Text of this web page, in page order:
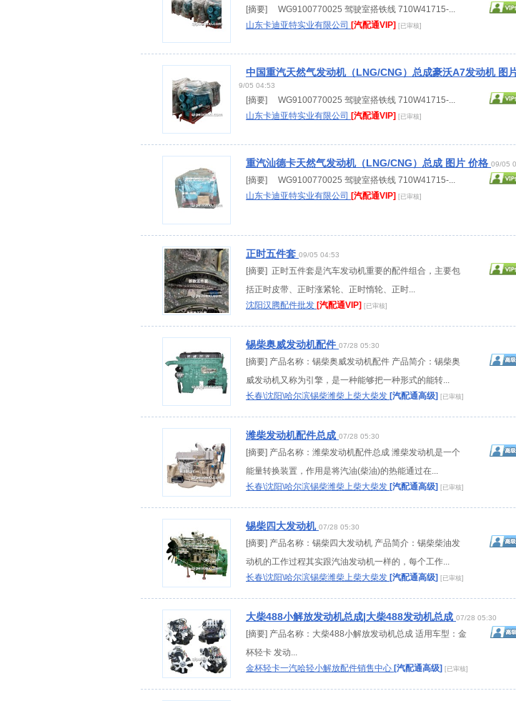
[摘要] WG9100770025 驾驶室搭铁线 710W41715-...
山东卡迪亚特实业有限公司 [汽配通VIP] [已审核]
中国重汽天然气发动机（LNG/CNG）总成豪沃A7发动机 图
9/05 04:53
[摘要] WG9100770025 驾驶室搭铁线 710W41715-...
山东卡迪亚特实业有限公司 [汽配通VIP] [已审核]
重汽汕德卡天然气发动机（LNG/CNG）总成 图片 价格 09/05
[摘要] WG9100770025 驾驶室搭铁线 710W41715-...
山东卡迪亚特实业有限公司 [汽配通VIP] [已审核]
正时五件套 09/05 04:53
[摘要] 正时五件套是汽车发动机重要的配件组合，主要包
括正时皮带、正时涨紧轮、正时惰轮、正时...
沈阳汉腾配件批发 [汽配通VIP] [已审核]
锡柴奥威发动机配件 07/28 05:30
[摘要] 产品名称：锡柴奥威发动机配件 产品简介：锡柴奥
威发动机又称为引擎，是一种能够把一种形式的能转...
长春\沈阳\哈尔滨锡柴潍柴上柴大柴发 [汽配通高级] [已审核]
潍柴发动机配件总成 07/28 05:30
[摘要] 产品名称：潍柴发动机配件总成 潍柴发动机是一个
能量转换装置，作用是将汽油(柴油)的热能通过在...
长春\沈阳\哈尔滨锡柴潍柴上柴大柴发 [汽配通高级] [已审核]
锡柴四大发动机 07/28 05:30
[摘要] 产品名称：锡柴四大发动机 产品简介：锡柴柴油发
动机的工作过程其实跟汽油发动机一样的，每个工作...
长春\沈阳\哈尔滨锡柴潍柴上柴大柴发 [汽配通高级] [已审核]
大柴488小解放发动机总成|大柴488发动机总成 07/28 05:30
[摘要] 产品名称：大柴488小解放发动机总成 适用车型：金
杯轻卡 发动...
金杯轻卡一汽哈轻小解放配件销售中心 [汽配通高级] [已审核]